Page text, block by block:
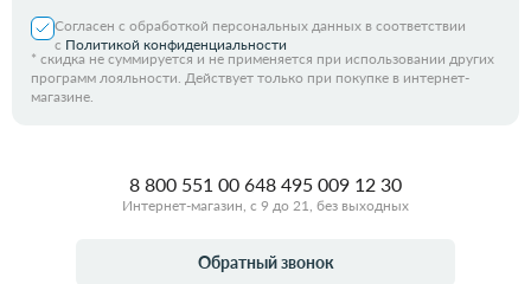
Согласен с обработкой персональных данных в соответствии
с Политикой конфиденциальности
* скидка не суммируется и не применяется при использовании других
программ лояльности. Действует только при покупке в интернет-
магазине.
8 800 551 00 648 495 009 12 30
Интернет-магазин, с 9 до 21, без выходных
Обратный звонок